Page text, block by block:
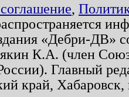
,
«Дебри-ДВ»
К.А. (член
Главный
край,